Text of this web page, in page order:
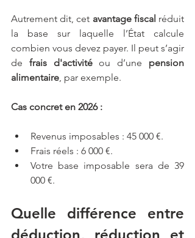
Autrement dit, cet avantage fiscal réduit
la base sur laquelle l’État calcule
combien vous devez payer. Il peut s’agir
de frais d'activité ou d’une pension
alimentaire, par exemple.
Cas concret en 2026 :
Revenus imposables : 45 000 €.
Frais réels : 6 000 €.
Votre base imposable sera de 39
000 €.
Quelle différence entre